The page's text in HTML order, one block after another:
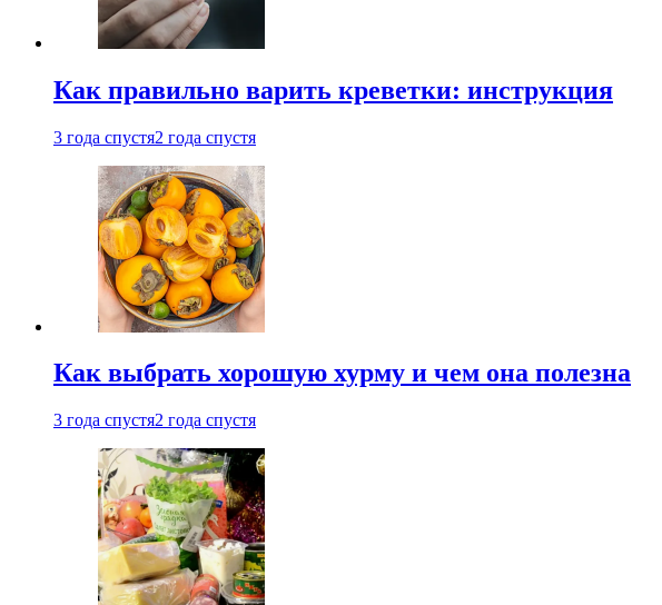
Как правильно варить креветки: инструкция
3 года спустя2 года спустя
Как выбрать хорошую хурму и чем она полезна
3 года спустя2 года спустя